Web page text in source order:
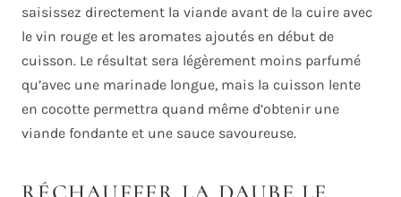
saisissez directement la viande avant de la cuire avec
le vin rouge et les aromates ajoutés en début de
cuisson. Le résultat sera légèrement moins parfumé
qu’avec une marinade longue, mais la cuisson lente
en cocotte permettra quand même d’obtenir une
viande fondante et une sauce savoureuse.